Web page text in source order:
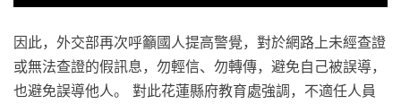
因此，外交部再次呼籲國人提高警覺，對於網路上未經查證
或無法查證的假訊息，勿輕信、勿轉傳，避免自己被誤導，
也避免誤導他人。 對此花蓮縣府教育處強調，不適任人員